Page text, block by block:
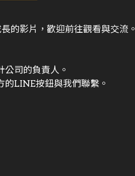
的影片，歡迎前往觀看與交流。
司的負責人。
LINE按鈕與我們聯繫。